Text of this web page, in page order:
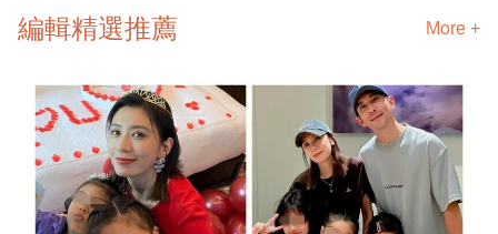
編輯精選推薦 More +